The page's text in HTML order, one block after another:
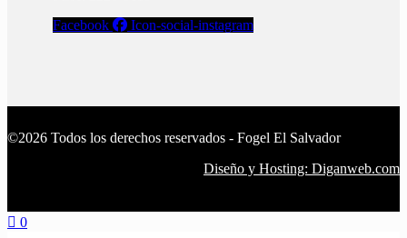
Facebook
Icon-social-instagram
©2026 Todos los derechos reservados - Fogel El Salvador
Diseño y Hosting: Diganweb.com
0